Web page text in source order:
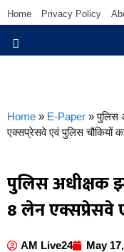
Home Privacy Policy
Home » E-Paper »पुलिस
एक्सप्रेसवे एवं पुलिस चौकियों
पुलिस अधीक्षक
8 लेन एक्सप्रेसवे
AM Live24 May